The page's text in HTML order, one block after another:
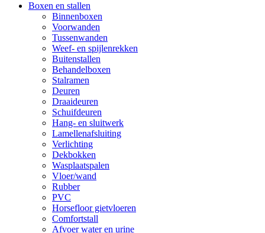
Boxen en stallen
Binnenboxen
Voorwanden
Tussenwanden
Weef- en spijlenrekken
Buitenstallen
Behandelboxen
Stalramen
Deuren
Draaideuren
Schuifdeuren
Hang- en sluitwerk
Lamellenafsluiting
Verlichting
Dekbokken
Wasplaatspalen
Vloer/wand
Rubber
PVC
Horsefloor gietvloeren
Comfortstall
Afvoer water en urine